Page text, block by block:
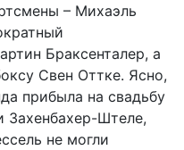
– Михаэль
Браксенталер, а
Свен Оттке. Ясно,
прибыла на свадьбу
Захенбахер-Штеле,
не могли